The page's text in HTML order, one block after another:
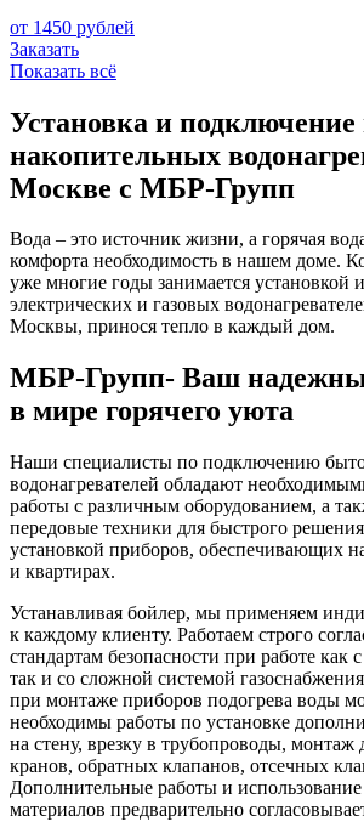
от 1450 рублей
Заказать
Показать всё
Установка и
накопительных
Москве с МБР-Групп
Вода – это источник жизни, а горячая
комфорта необходимость в нашем доме.
уже многие годы занимается установкой
электрических и газовых
Москвы, принося тепло в каждый дом.
МБР-Групп- Ваш
в мире горячего уюта
Наши специалисты по подключению
водонагревателей обладают
работы с различным оборудованием, а
передовые техники для быстрого
установкой приборов, обеспечивающих
и квартирах.
Устанавливая бойлер, мы применяем
к каждому клиенту. Работаем строго
стандартам безопасности при работе как
так и со сложной системой
при монтаже приборов подогрева воды
необходимы работы по установке
на стену, врезку в трубопроводы,
кранов, обратных клапанов, отсечных
Дополнительные работы и
материалов предварительно